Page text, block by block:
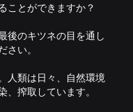
ことができますか？
後のキツネの目を通し
い。
人類は日々、自然環境
搾取しています。